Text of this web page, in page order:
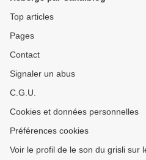
Top articles
Pages
Contact
Signaler un abus
C.G.U.
Cookies et données personnelles
Préférences cookies
Voir le profil de le son du grisli sur